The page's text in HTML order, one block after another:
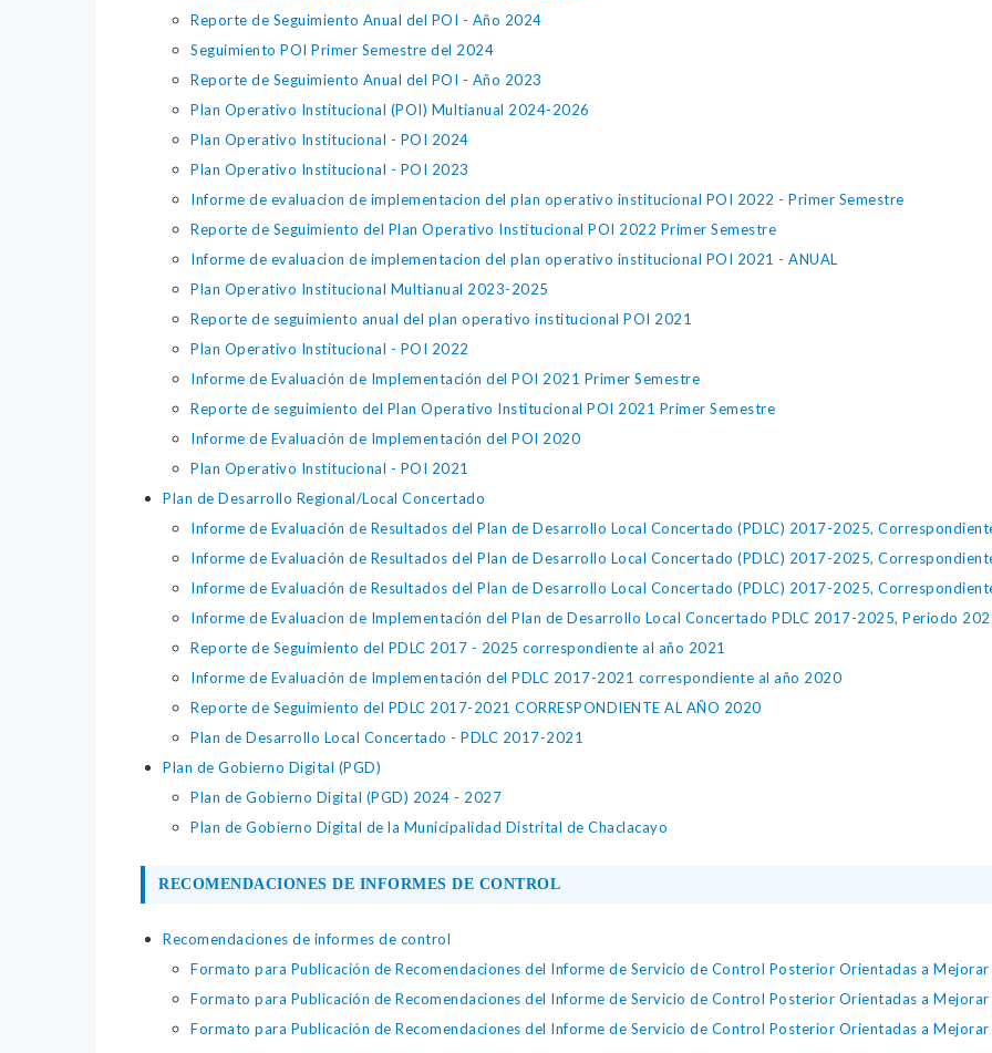
Reporte de Seguimiento Anual del POI - Año 2024
Seguimiento POI Primer Semestre del 2024
Reporte de Seguimiento Anual del POI - Año 2023
Plan Operativo Institucional (POI) Multianual 2024-2026
Plan Operativo Institucional - POI 2024
Plan Operativo Institucional - POI 2023
Informe de evaluacion de implementacion del plan operativo institucional POI 2022 - Primer Semestre
Reporte de Seguimiento del Plan Operativo Institucional POI 2022 Primer Semestre
Informe de evaluacion de implementacion del plan operativo institucional POI 2021 - ANUAL
Plan Operativo Institucional Multianual 2023-2025
Reporte de seguimiento anual del plan operativo institucional POI 2021
Plan Operativo Institucional - POI 2022
Informe de Evaluación de Implementación del POI 2021 Primer Semestre
Reporte de seguimiento del Plan Operativo Institucional POI 2021 Primer Semestre
Informe de Evaluación de Implementación del POI 2020
Plan Operativo Institucional - POI 2021
Plan de Desarrollo Regional/Local Concertado
Informe de Evaluación de Resultados del Plan de Desarrollo Local Concertado (PDLC) 2017-2025,
Informe de Evaluación de Resultados del Plan de Desarrollo Local Concertado (PDLC) 2017-2025,
Informe de Evaluación de Resultados del Plan de Desarrollo Local Concertado (PDLC) 2017-2025,
Informe de Evaluacion de Implementación del Plan de Desarrollo Local Concertado PDLC 2017-2025, Periodo
Reporte de Seguimiento del PDLC 2017 - 2025 correspondiente al año 2021
Informe de Evaluación de Implementación del PDLC 2017-2021 correspondiente al año 2020
Reporte de Seguimiento del PDLC 2017-2021 CORRESPONDIENTE AL AÑO 2020
Plan de Desarrollo Local Concertado - PDLC 2017-2021
Plan de Gobierno Digital (PGD)
Plan de Gobierno Digital (PGD) 2024 - 2027
Plan de Gobierno Digital de la Municipalidad Distrital de Chaclacayo
RECOMENDACIONES DE INFORMES DE CONTROL
Recomendaciones de informes de control
Formato para Publicación de Recomendaciones del Informe de Servicio de Control Posterior Orientadas a
Formato para Publicación de Recomendaciones del Informe de Servicio de Control Posterior Orientadas a
Formato para Publicación de Recomendaciones del Informe de Servicio de Control Posterior Orientadas a